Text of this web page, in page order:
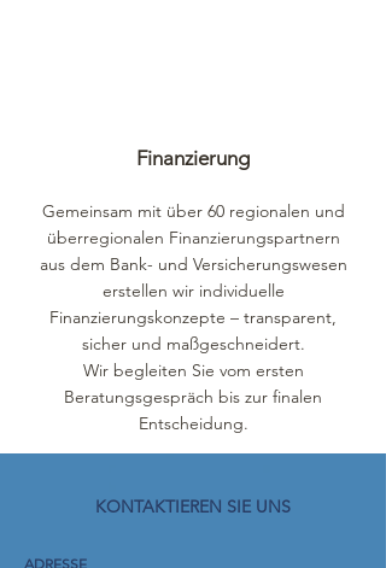
Finanzierung
Gemeinsam mit über 60 regionalen und
überregionalen Finanzierungspartnern
aus dem Bank- und Versicherungswesen
erstellen wir individuelle
Finanzierungskonzepte – transparent,
sicher und maßgeschneidert.
Wir begleiten Sie vom ersten
Beratungsgespräch bis zur finalen
Entscheidung.
KONTAKTIEREN SIE UNS
ADRESSE